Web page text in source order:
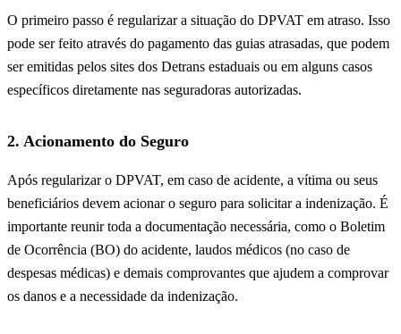
O primeiro passo é regularizar a situação do DPVAT em atraso. Isso
pode ser feito através do pagamento das guias atrasadas, que podem
ser emitidas pelos sites dos Detrans estaduais ou em alguns casos
específicos diretamente nas seguradoras autorizadas.
2. Acionamento do Seguro
Após regularizar o DPVAT, em caso de acidente, a vítima ou seus
beneficiários devem acionar o seguro para solicitar a indenização. É
importante reunir toda a documentação necessária, como o Boletim
de Ocorrência (BO) do acidente, laudos médicos (no caso de
despesas médicas) e demais comprovantes que ajudem a comprovar
os danos e a necessidade da indenização.